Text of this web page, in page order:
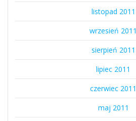
listopad 2011
wrzesień 2011
sierpień 2011
lipiec 2011
czerwiec 2011
maj 2011